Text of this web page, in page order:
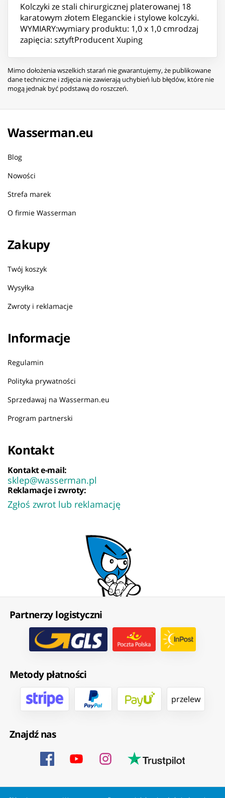
Kolczyki ze stali chirurgicznej platerowanej 18
karatowym złotem Eleganckie i stylowe kolczyki.
WYMIARY:wymiary produktu: 1,0 x 1,0 cmrodzaj
zapięcia: sztyftProducent Xuping
Mimo dołożenia wszelkich starań nie gwarantujemy, że publikowane
dane techniczne i zdjęcia nie zawierają uchybień lub błędów, które nie
mogą jednak być podstawą do roszczeń.
Wasserman.eu
Blog
Nowości
Strefa marek
O firmie Wasserman
Zakupy
Twój koszyk
Wysyłka
Zwroty i reklamacje
Informacje
Regulamin
Polityka prywatności
Sprzedawaj na Wasserman.eu
Program partnerski
Kontakt
Kontakt e-mail:
sklep@wasserman.pl
Reklamacje i zwroty:
Zgłoś zwrot lub reklamację
Partnerzy logistyczni
Metody płatności
przelew
Znajdź nas